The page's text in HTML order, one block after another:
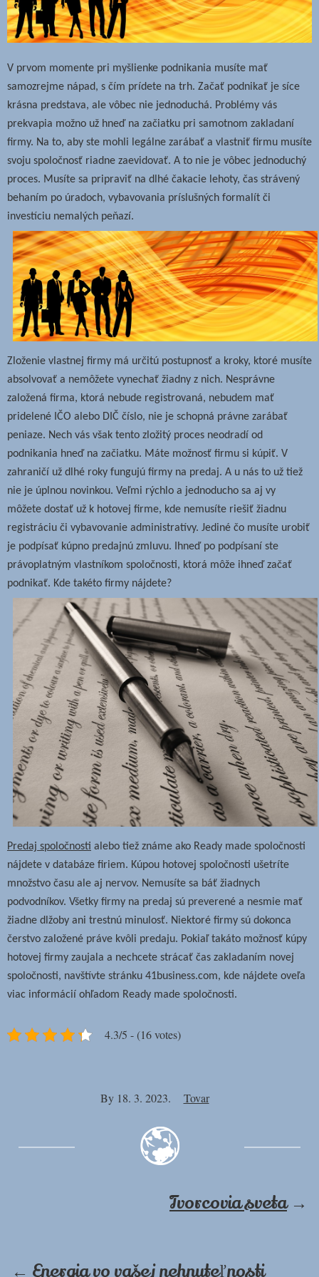
V prvom momente pri myšlienke podnikania musíte mať
samozrejme nápad, s čím prídete na trh. Začať podnikať je síce
krásna predstava, ale vôbec nie jednoduchá. Problémy vás
prekvapia možno už hneď na začiatku pri samotnom zakladaní
firmy. Na to, aby ste mohli legálne zarábať a vlastniť firmu musíte
svoju spoločnosť riadne zaevidovať. A to nie je vôbec jednoduchý
proces. Musíte sa pripraviť na dlhé čakacie lehoty, čas strávený
behaním po úradoch, vybavovania príslušných formalít či
investíciu nemalých peňazí.
Zloženie vlastnej firmy má určitú postupnosť a kroky, ktoré musíte
absolvovať a nemôžete vynechať žiadny z nich. Nesprávne
založená firma, ktorá nebude registrovaná, nebudem mať
pridelené IČO alebo DIČ číslo, nie je schopná právne zarábať
peniaze. Nech vás však tento zložitý proces neodradí od
podnikania hneď na začiatku. Máte možnosť firmu si kúpiť. V
zahraničí už dlhé roky fungujú firmy na predaj. A u nás to už tiež
nie je úplnou novinkou. Veľmi rýchlo a jednoducho sa aj vy
môžete dostať už k hotovej firme, kde nemusíte riešiť žiadnu
registráciu či vybavovanie administratívy. Jediné čo musíte urobiť
je podpísať kúpno predajnú zmluvu. Ihneď po podpísaní ste
právoplatným vlastníkom spoločnosti, ktorá môže ihneď začať
podnikať. Kde takéto firmy nájdete?
Predaj spoločnosti alebo tiež známe ako Ready made spoločnosti
nájdete v databáze firiem. Kúpou hotovej spoločnosti ušetríte
množstvo času ale aj nervov. Nemusíte sa báť žiadnych
podvodníkov. Všetky firmy na predaj sú preverené a nesmie mať
žiadne dlžoby ani trestnú minulosť. Niektoré firmy sú dokonca
čerstvo založené práve kvôli predaju. Pokiaľ takáto možnosť kúpy
hotovej firmy zaujala a nechcete strácať čas zakladaním novej
spoločnosti, navštívte stránku 41business.com, kde nájdete oveľa
viac informácií ohľadom Ready made spoločnosti.
4.3/5 - (16 votes)
By 18. 3. 2023. Tovar
Tvorcovia sveta→
← Energia vo vašej nehnuteľnosti